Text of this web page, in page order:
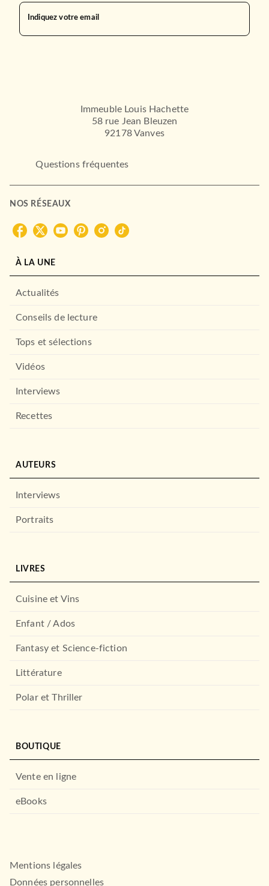
Indiquez votre email
Immeuble Louis Hachette
58 rue Jean Bleuzen
92178 Vanves
Questions fréquentes
NOS RÉSEAUX
À LA UNE
Actualités
Conseils de lecture
Tops et sélections
Vidéos
Interviews
Recettes
AUTEURS
Interviews
Portraits
LIVRES
Cuisine et Vins
Enfant / Ados
Fantasy et Science-fiction
Littérature
Polar et Thriller
BOUTIQUE
Vente en ligne
eBooks
Mentions légales
Données personnelles